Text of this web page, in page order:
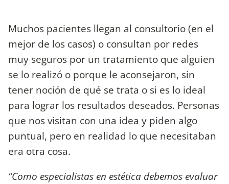
Muchos pacientes llegan al consultorio (en el
mejor de los casos) o consultan por redes
muy seguros por un tratamiento que alguien
se lo realizó o porque le aconsejaron, sin
tener noción de qué se trata o si es lo ideal
para lograr los resultados deseados. Personas
que nos visitan con una idea y piden algo
puntual, pero en realidad lo que necesitaban
era otra cosa.
“Como especialistas en estética debemos evaluar